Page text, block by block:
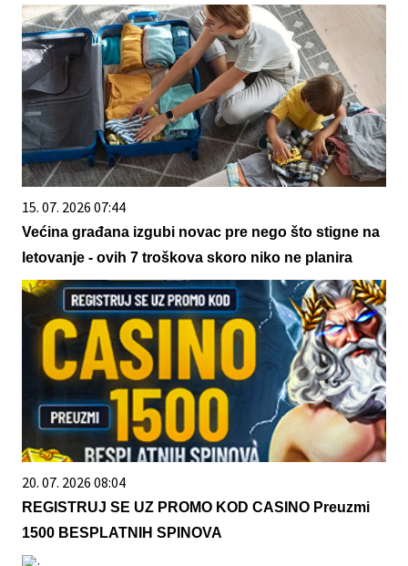
15. 07. 2026 07:44
Većina građana izgubi novac pre nego što stigne na
letovanje - ovih 7 troškova skoro niko ne planira
20. 07. 2026 08:04
REGISTRUJ SE UZ PROMO KOD CASINO Preuzmi
1500 BESPLATNIH SPINOVA